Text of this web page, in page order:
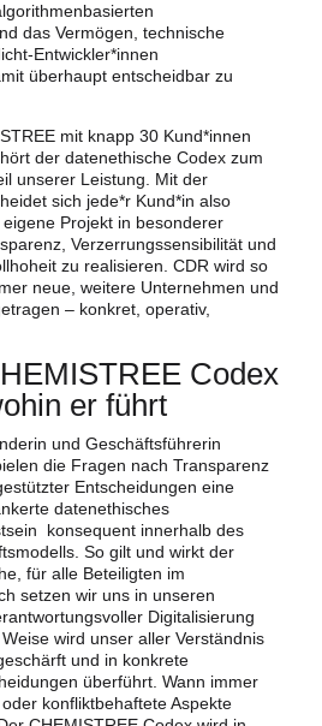
das Vermögen, technische
Entwickler*innen
überhaupt entscheidbar zu
mit knapp 30 Kund*innen
der datenethische Codex zum
unserer Leistung. Mit der
sich jede*r Kund*in also
Projekt in besonderer
Verzerrungssensibilität und
zu realisieren. CDR wird so
neue, weitere Unternehmen und
– konkret, operativ,
Codex
er führt
und Geschäftsführerin
die Fragen nach Transparenz
Entscheidungen eine
datenethisches
konsequent innerhalb des
So gilt und wirkt der
für alle Beteiligten im
setzen wir uns in unseren
Digitalisierung
wird unser aller Verständnis
und in konkrete
überführt. Wann immer
konfliktbehaftete Aspekte